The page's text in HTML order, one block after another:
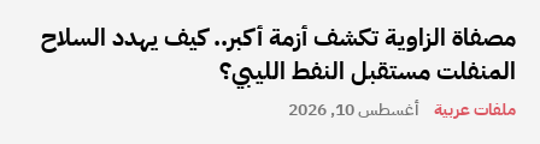
مصفاة الزاوية تكشف أزمة أكبر.. كيف يهدد السلاح
المنفلت مستقبل النفط الليبي؟
ملفات عربية أغسطس 10, 2026